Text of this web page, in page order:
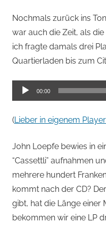
Nochmals zurück ins
war auch die Zeit, als
ich fragte damals drei
Quartierladen bis zum
Audio-
Player
00:00
(Lieber in eigenem
John Loepfe bewies in
“Cassettli” aufnahmen
mehrere hundert
kommt nach der CD?
gibt, hat die Länge einer
bekommen wir eine LP